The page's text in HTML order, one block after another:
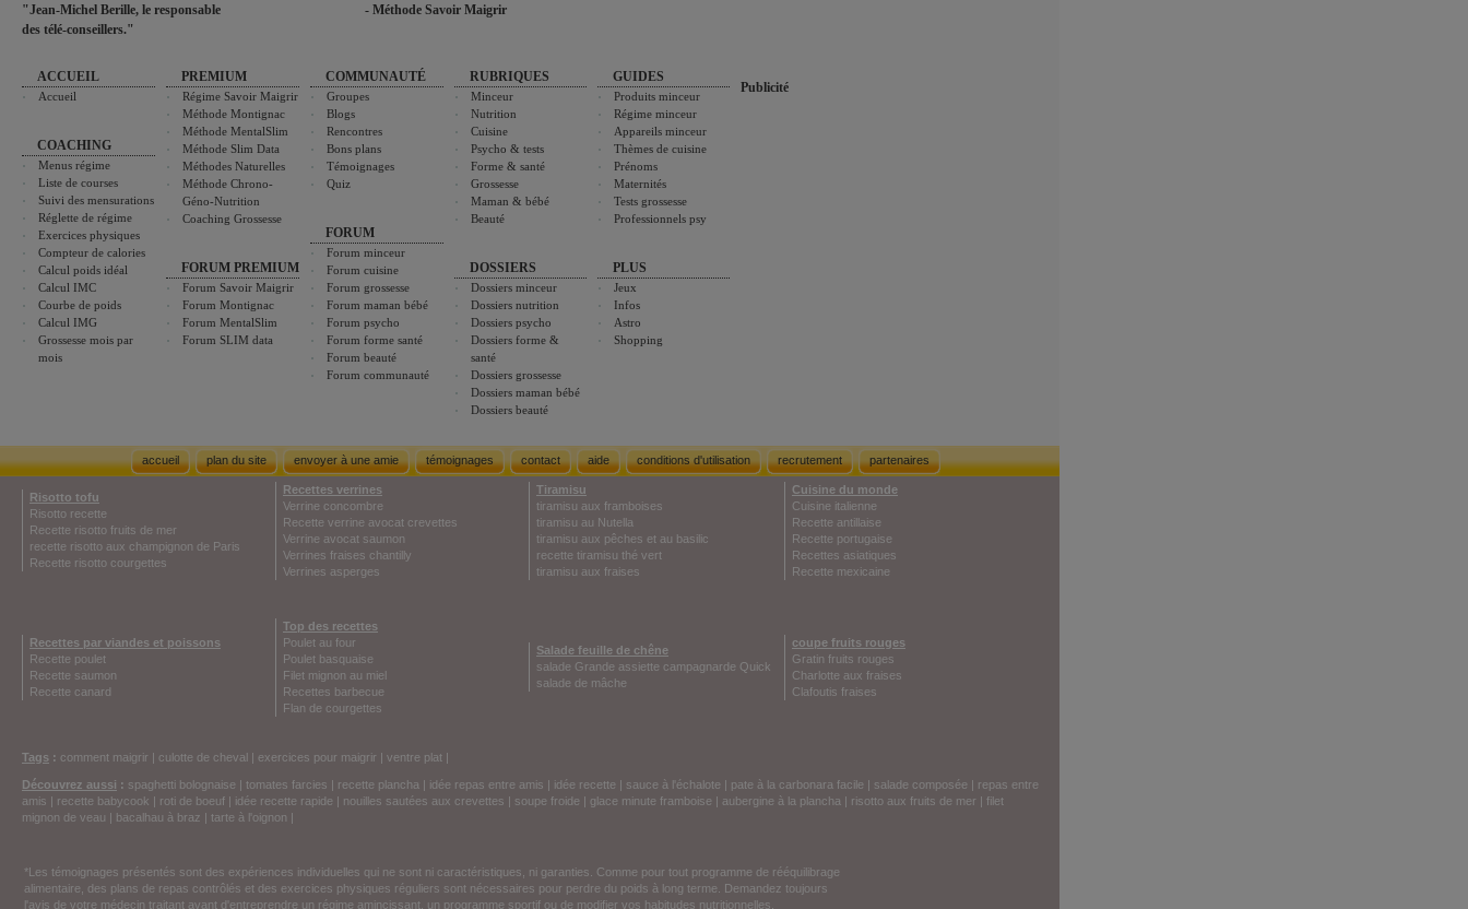
"Jean-Michel Berille, le responsable
des télé-conseillers."
- Méthode Savoir Maigrir
ACCUEIL
Accueil
COACHING
Menus régime
Liste de courses
Suivi des mensurations
Réglette de régime
Exercices physiques
Compteur de calories
Calcul poids idéal
Calcul IMC
Courbe de poids
Calcul IMG
Grossesse mois par
mois
PREMIUM
Régime Savoir Maigrir
Méthode Montignac
Méthode MentalSlim
Méthode Slim Data
Méthodes Naturelles
Méthode Chrono-
Géno-Nutrition
Coaching Grossesse
FORUM PREMIUM
Forum Savoir Maigrir
Forum Montignac
Forum MentalSlim
Forum SLIM data
COMMUNAUTÉ
Groupes
Blogs
Rencontres
Bons plans
Témoignages
Quiz
FORUM
Forum minceur
Forum cuisine
Forum grossesse
Forum maman bébé
Forum psycho
Forum forme santé
Forum beauté
Forum communauté
RUBRIQUES
Minceur
Nutrition
Cuisine
Psycho & tests
Forme & santé
Grossesse
Maman & bébé
Beauté
DOSSIERS
Dossiers minceur
Dossiers nutrition
Dossiers psycho
Dossiers forme &
santé
Dossiers grossesse
Dossiers maman bébé
Dossiers beauté
GUIDES
Produits minceur
Régime minceur
Appareils minceur
Thèmes de cuisine
Prénoms
Maternités
Tests grossesse
Professionnels psy
PLUS
Jeux
Infos
Astro
Shopping
Publicité
accueil plan du site envoyer à une amie témoignages contact aide conditions d'utilisation recrutement partenaires
Risotto tofu
Risotto recette
Recette risotto fruits de mer
recette risotto aux champignon de Paris
Recette risotto courgettes
Recettes verrines
Verrine concombre
Recette verrine avocat crevettes
Verrine avocat saumon
Verrines fraises chantilly
Verrines asperges
Tiramisu
tiramisu aux framboises
tiramisu au Nutella
tiramisu aux pêches et au basilic
recette tiramisu thé vert
tiramisu aux fraises
Cuisine du monde
Cuisine italienne
Recette antillaise
Recette portugaise
Recettes asiatiques
Recette mexicaine
Recettes par viandes et poissons
Recette poulet
Recette saumon
Recette canard
Top des recettes
Poulet au four
Poulet basquaise
Filet mignon au miel
Recettes barbecue
Flan de courgettes
Salade feuille de chêne
salade Grande assiette campagnarde Quick
salade de mâche
coupe fruits rouges
Gratin fruits rouges
Charlotte aux fraises
Clafoutis fraises
Tags : comment maigrir | culotte de cheval | exercices pour maigrir | ventre plat |
Découvrez aussi : spaghetti bolognaise | tomates farcies | recette plancha | idée repas entre amis | idée recette | sauce à l'échalote | pate à la carbonara facile | salade composée | repas entre
amis | recette babycook | roti de boeuf | idée recette rapide | nouilles sautées aux crevettes | soupe froide | glace minute framboise | aubergine à la plancha | risotto aux fruits de mer | filet
mignon de veau | bacalhau à braz | tarte à l'oignon |
*Les témoignages présentés sont des expériences individuelles qui ne sont ni caractéristiques, ni garanties. Comme pour tout programme de rééquilibrage
alimentaire, des plans de repas contrôlés et des exercices physiques réguliers sont nécessaires pour perdre du poids à long terme. Demandez toujours
l'avis de votre médecin traitant avant d'entreprendre un régime amincissant, un programme sportif ou de modifier vos habitudes nutritionnelles.